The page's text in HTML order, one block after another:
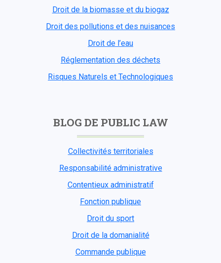
Droit de la biomasse et du biogaz
Droit des pollutions et des nuisances
Droit de l’eau
Réglementation des déchets
Risques Naturels et Technologiques
BLOG DE PUBLIC LAW
Collectivités territoriales
Responsabilité administrative
Contentieux administratif
Fonction publique
Droit du sport
Droit de la domanialité
Commande publique